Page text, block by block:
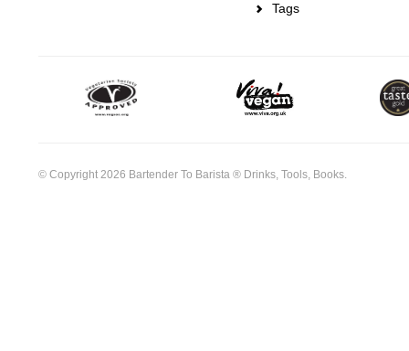
Tags
© Copyright 2026 Bartender To Barista ® Drinks, Tools, Books.